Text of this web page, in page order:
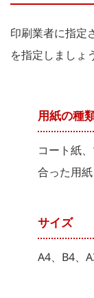
印刷業者に指定
を指定しましょ
用紙の種
コート紙
合った用紙
サイズ
A4、B4、